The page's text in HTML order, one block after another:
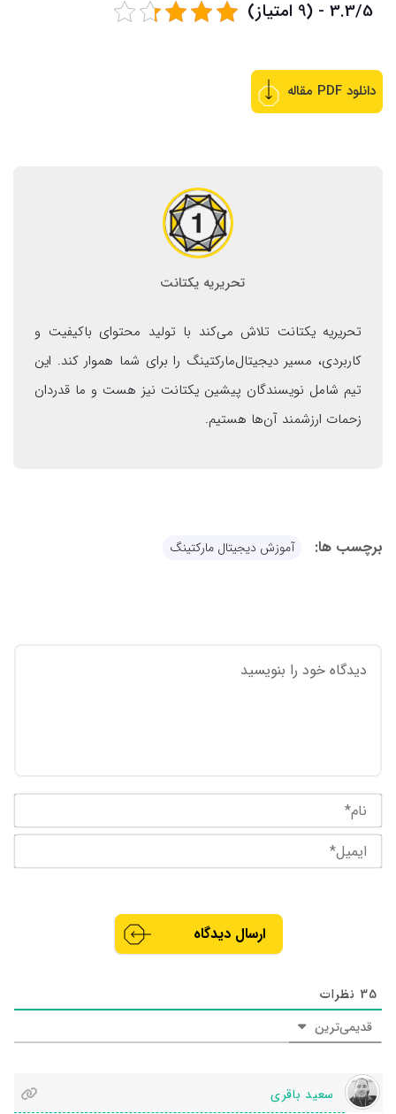
3.3/5 - (9 امتیاز)
دانلود PDF مقاله
تحریریه یکتانت
تحریریه یکتانت تلاش می‌کند با تولید محتوای باکیفیت و
کاربردی، مسیر دیجیتال‌مارکتینگ را برای شما هموار کند. این
تیم شامل نویسندگان پیشین یکتانت نیز هست و ما قدردان
زحمات ارزشمند آن‌ها هستیم.
برچسب ها: آموزش دیجیتال مارکتینگ
35 نظرات
قدیمی‌ترین
سعید باقری